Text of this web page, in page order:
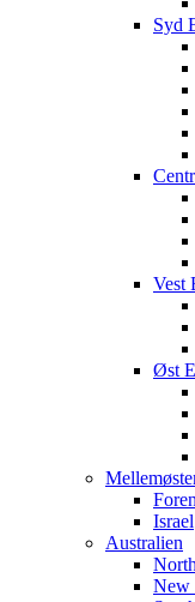
Syd
Vest
Øst
Israel
Australien
New